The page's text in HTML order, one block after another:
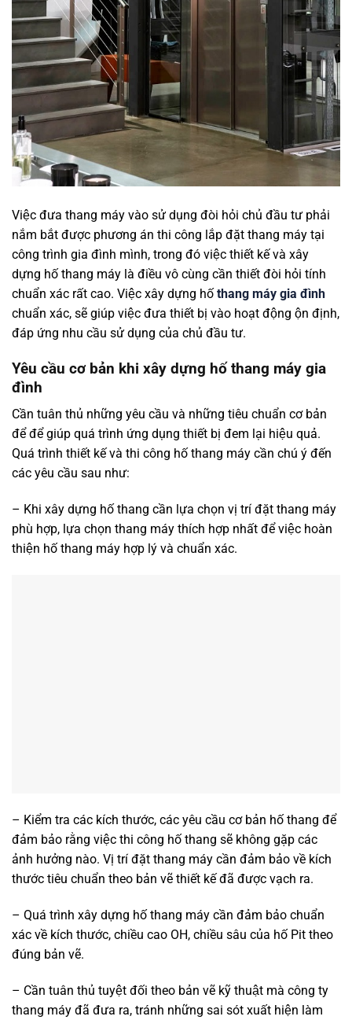
Việc đưa thang máy vào sử dụng đòi hỏi chủ đầu tư phải
nắm bắt được phương án thi công lắp đặt thang máy tại
công trình gia đình mình, trong đó việc thiết kế và xây
dựng hố thang máy là điều vô cùng cần thiết đòi hỏi tính
chuẩn xác rất cao. Việc xây dựng hốthang máy gia đình
chuẩn xác, sẽ giúp việc đưa thiết bị vào hoạt động ộn định,
đáp ứng nhu cầu sử dụng của chủ đầu tư.
Yêu cầu cơ bản khi xây dựng hố thang máy gia
đình
Cần tuân thủ những yêu cầu và những tiêu chuẩn cơ bản
để để giúp quá trình ứng dụng thiết bị đem lại hiệu quả.
Quá trình thiết kế và thi công hố thang máy cần chú ý đến
các yêu cầu sau như:
– Khi xây dựng hố thang cần lựa chọn vị trí đặt thang máy
phù hợp, lựa chọn thang máy thích hợp nhất để việc hoàn
thiện hố thang máy hợp lý và chuẩn xác.
– Kiểm tra các kích thước, các yêu cầu cơ bản hố thang để
đảm bảo rằng việc thi công hố thang sẽ không gặp các
ảnh hưởng nào. Vị trí đặt thang máy cần đảm bảo về kích
thước tiêu chuẩn theo bản vẽ thiết kế đã được vạch ra.
– Quá trình xây dựng hố thang máy cần đảm bảo chuẩn
xác về kích thước, chiều cao OH, chiều sâu của hố Pit theo
đúng bản vẽ.
– Cần tuân thủ tuyệt đối theo bản vẽ kỹ thuật mà công ty
thang máy đã đưa ra, tránh những sai sót xuất hiện làm